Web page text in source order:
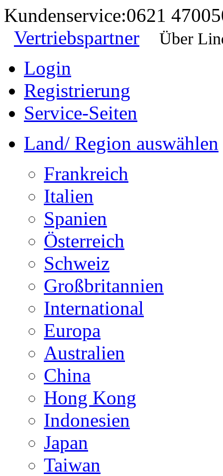
Kundenservice:0621
Vertriebspartner
Über
Login
Registrierung
Service-Seiten
Land/ Region auswählen
Frankreich
Italien
Spanien
Österreich
Schweiz
Großbritannien
International
Europa
Australien
China
Hong Kong
Indonesien
Japan
Taiwan